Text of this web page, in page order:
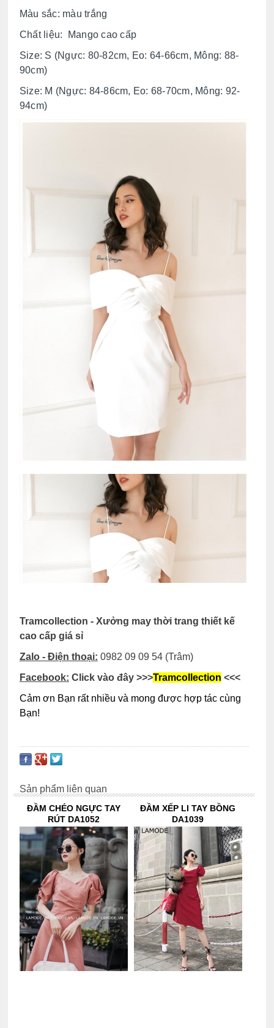
Màu sắc: màu trắng
Chất liệu: Mango cao cấp
Size: S (Ngực: 80-82cm, Eo: 64-66cm, Mông: 88-
90cm)
Size: M (Ngực: 84-86cm, Eo: 68-70cm, Mông: 92-
94cm)
Tramcollection - Xưởng may thời trang thiết kế
cao cấp giá sỉ
Zalo - Điện thoại: 0982 09 09 54 (Trâm)
Facebook: Click vào đây >>>Tramcollection <<<
Cảm ơn Bạn rất nhiều và mong được hợp tác cùng
Bạn!
Sản phẩm liên quan
ĐẦM CHÉO NGỰC TAY
RÚT DA1052
ĐẦM XẾP LI TAY BỒNG
DA1039